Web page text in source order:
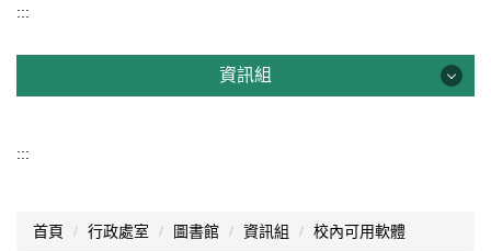
:::
資訊組
02.資訊業務宣導
:::
首頁 行政處室 圖書館 資訊組 校內可用軟體